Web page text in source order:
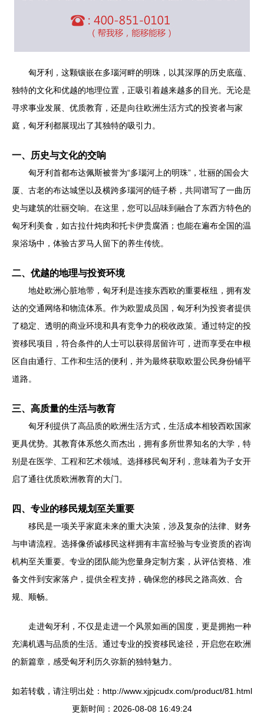
匈牙利，这颗镶嵌在多瑙河畔的明珠，以其深厚的历史底蕴、
独特的文化和优越的地理位置，正吸引着越来越多的目光。无论是
寻求事业发展、优质教育，还是向往欧洲生活方式的投资者与家
庭，匈牙利都展现出了其独特的吸引力。
一、历史与文化的交响
匈牙利首都布达佩斯被誉为“多瑙河上的明珠”，壮丽的国会大
厦、古老的布达城堡以及横跨多瑙河的链子桥，共同谱写了一曲历
史与建筑的壮丽交响。在这里，您可以品味到融合了东西方特色的
匈牙利美食，如古拉什炖肉和托卡伊贵腐酒；也能在遍布全国的温
泉浴场中，体验古罗马人留下的养生传统。
二、优越的地理与投资环境
地处欧洲心脏地带，匈牙利是连接东西欧的重要枢纽，拥有发
达的交通网络和物流体系。作为欧盟成员国，匈牙利为投资者提供
了稳定、透明的商业环境和具有竞争力的税收政策。通过特定的投
资移民项目，符合条件的人士可以获得居留许可，进而享受在申根
区自由通行、工作和生活的便利，并为最终获取欧盟公民身份铺平
道路。
三、高质量的生活与教育
匈牙利提供了高品质的欧洲生活方式，生活成本相较西欧国家
更具优势。其教育体系悠久而杰出，拥有多所世界知名的大学，特
别是在医学、工程和艺术领域。选择移民匈牙利，意味着为子女开
启了通往优质欧洲教育的大门。
四、专业的移民规划至关重要
移民是一项关乎家庭未来的重大决策，涉及复杂的法律、财务
与申请流程。选择像侨诚移民这样拥有丰富经验与专业资质的咨询
机构至关重要。专业的团队能为您量身定制方案，从评估资格、准
备文件到安家落户，提供全程支持，确保您的移民之路高效、合
规、顺畅。
走进匈牙利，不仅是走进一个风景如画的国度，更是拥抱一种
充满机遇与品质的生活。通过专业的投资移民途径，开启您在欧洲
的新篇章，感受匈牙利历久弥新的独特魅力。
如若转载，请注明出处：http://www.xjpjcudx.com/product/81.html
更新时间：2026-08-08 16:49:24